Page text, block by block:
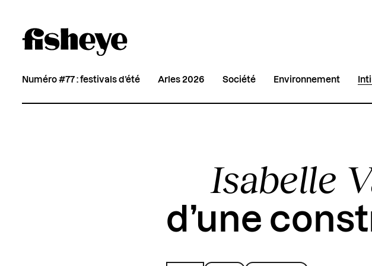
Numéro #77 : festivals d’été Arles 2026 Société Environnement
Isabelle
d’une